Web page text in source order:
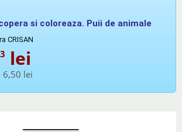
si coloreaza. Puii de animale
CRISAN
lei
6,50 lei